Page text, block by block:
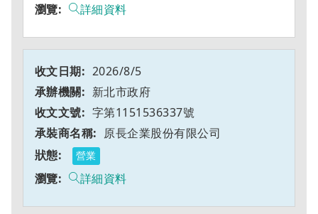
詳細資料
2026/8/5
新北市政府
字第1151536337號
原長企業股份有限公司
營業
詳細資料